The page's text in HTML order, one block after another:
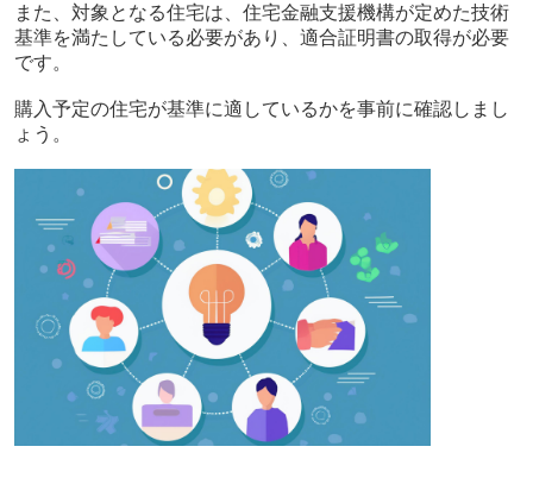
また、対象となる住宅は、住宅金融支援機構が定めた技術
基準を満たしている必要があり、適合証明書の取得が必要
です。
購入予定の住宅が基準に適しているかを事前に確認しまし
ょう。